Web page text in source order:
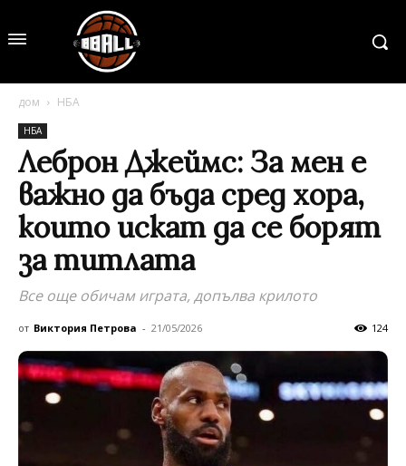
дом НБА
НБА
Леброн Джеймс: За мен е
важно да бъда сред хора,
които искат да се борят
за титлата
Все още обичам играта, допълва крилото
от Виктория Петрова - 21/05/2026 124